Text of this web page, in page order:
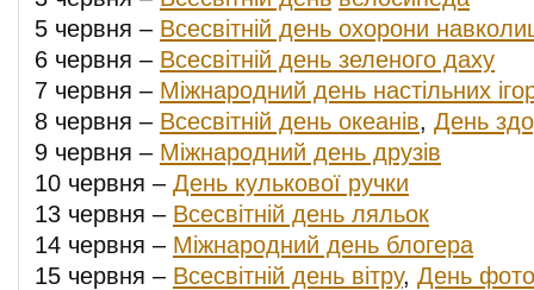
5 червня – Всесвітній день охорони
6 червня – Всесвітній день зеленого даху
7 червня – Міжнародний день настільних
8 червня – Всесвітній день океанів, День
9 червня – Міжнародний день друзів
10 червня – День кулькової ручки
13 червня – Всесвітній день ляльок
14 червня – Міжнародний день блогера
15 червня – Всесвітній день вітру, День